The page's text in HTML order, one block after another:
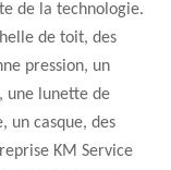
de la technologie.
de toit, des
pression, un
une lunette de
un casque, des
KM Service